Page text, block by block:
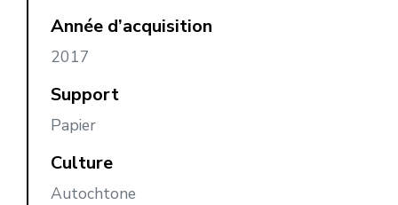
Année d’acquisition
2017
Support
Papier
Culture
Autochtone